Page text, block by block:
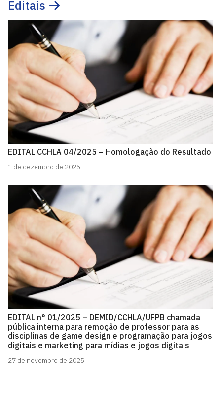
Editais
EDITAL CCHLA 04/2025 – Homologação do Resultado
1 de dezembro de 2025
EDITAL n° 01/2025 – DEMID/CCHLA/UFPB chamada
pública interna para remoção de professor para as
disciplinas de game design e programação para jogos
digitais e marketing para mídias e jogos digitais
27 de novembro de 2025